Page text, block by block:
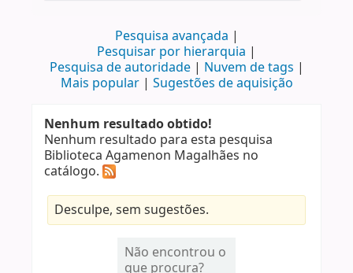
Pesquisa avançada
Pesquisar por hierarquia
Pesquisa de autoridade
Nuvem de tags
Mais popular
Sugestões de aquisição
Nenhum resultado obtido!
Nenhum resultado para esta pesquisa
Biblioteca Agamenon Magalhães no
catálogo.
Desculpe, sem sugestões.
Não encontrou o
que procura?